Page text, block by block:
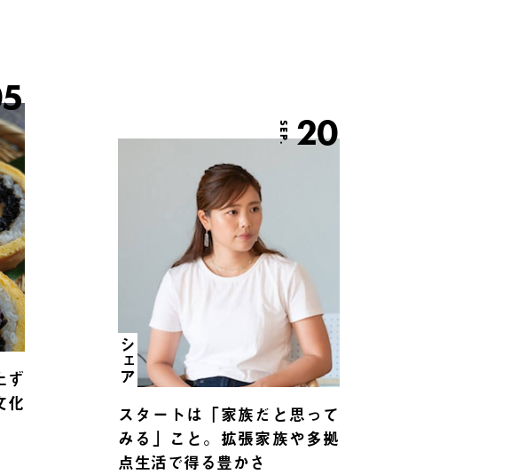
ず
化
SEP. 20
シェア
スタートは「家族だと思って
みる」こと。拡張家族や多拠
点生活で得る豊かさ